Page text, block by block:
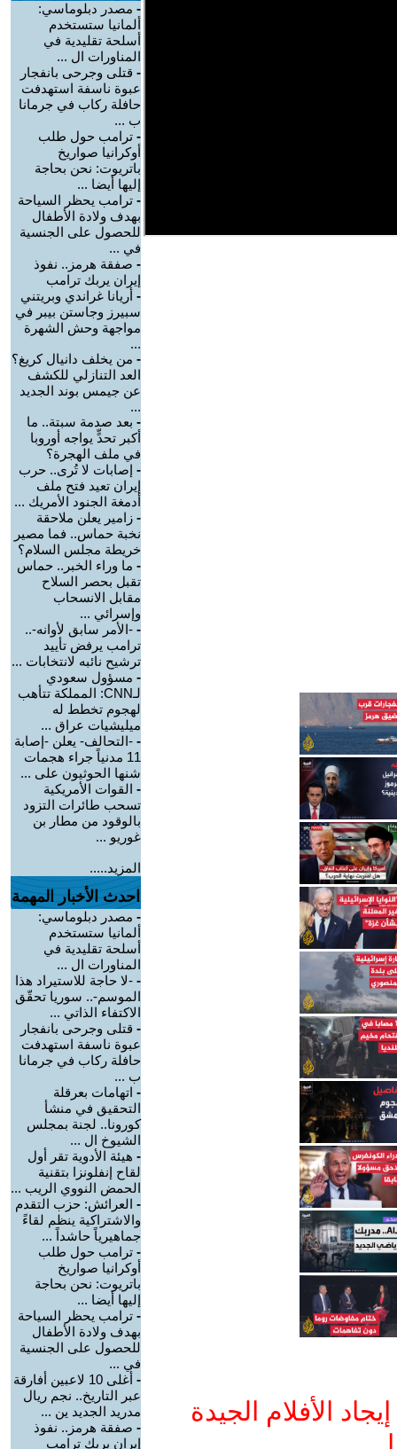
الأفلام الجيدة
- مصدر دبلوماسي:
ألمانيا ستستخدم
أسلحة تقليدية في
المناورات ال ...
- قتلى وجرحى بانفجار
عبوة ناسفة استهدفت
حافلة ركاب في جرمانا
ب ...
- ترامب حول طلب
أوكرانيا صواريخ
باتريوت: نحن بحاجة
إليها أيضا ...
- ترامب يحظر السياحة
بهدف ولادة الأطفال
للحصول على الجنسية
في ...
- صفقة هرمز.. نفوذ
إيران يربك ترامب
- أريانا غراندي وبريتني
سبيرز وجاستن بيبر في
مواجهة وحش الشهرة
...
- من يخلف دانيال كريغ؟
العد التنازلي للكشف
عن جيمس بوند الجديد
...
- بعد صدمة سبتة.. ما
أكبر تحدٍّ يواجه أوروبا
في ملف الهجرة؟
- إصابات لا تُرى.. حرب
إيران تعيد فتح ملف
أدمغة الجنود الأمريك ...
- زامير يعلن ملاحقة
نخبة حماس.. فما مصير
خريطة مجلس السلام؟
- ما وراء الخبر.. حماس
تقبل بحصر السلاح
مقابل الانسحاب
وإسرائي ...
- -الأمر سابق لأوانه-..
ترامب يرفض تأييد
ترشيح نائبه لانتخابات ...
- مسؤول سعودي
لـCNN: المملكة تتأهب
لهجوم تخطط له
ميليشيات عراق ...
- -التحالف- يعلن -إصابة
11 مدنياً جراء هجمات
شنها الحوثيون على ...
- القوات الأمريكية
تسحب طائرات التزود
بالوقود من مطار بن
غوريو ...
المزيد.....
احدث الأخبار المهمة
- مصدر دبلوماسي:
ألمانيا ستستخدم
أسلحة تقليدية في
المناورات ال ...
- -لا حاجة للاستيراد هذا
الموسم-.. سوريا تحقّق
الاكتفاء الذاتي ...
- قتلى وجرحى بانفجار
عبوة ناسفة استهدفت
حافلة ركاب في جرمانا
ب ...
- اتهامات بعرقلة
التحقيق في منشأ
كورونا.. لجنة بمجلس
الشيوخ ال ...
- هيئة الأدوية تقر أول
لقاح إنفلونزا بتقنية
الحمض النووي الريب ...
- العرائش: حزب التقدم
والاشتراكية ينظم لقاءً
جماهيرياً حاشداً ...
- ترامب حول طلب
أوكرانيا صواريخ
باتريوت: نحن بحاجة
إليها أيضا ...
- ترامب يحظر السياحة
بهدف ولادة الأطفال
للحصول على الجنسية
في ...
-
أغلى 10 لاعبين أفارقة
عبر التاريخ.. نجم ريال
مدريد الجديد ين ...
- صفقة هرمز.. نفوذ
إيران يربك ترامب